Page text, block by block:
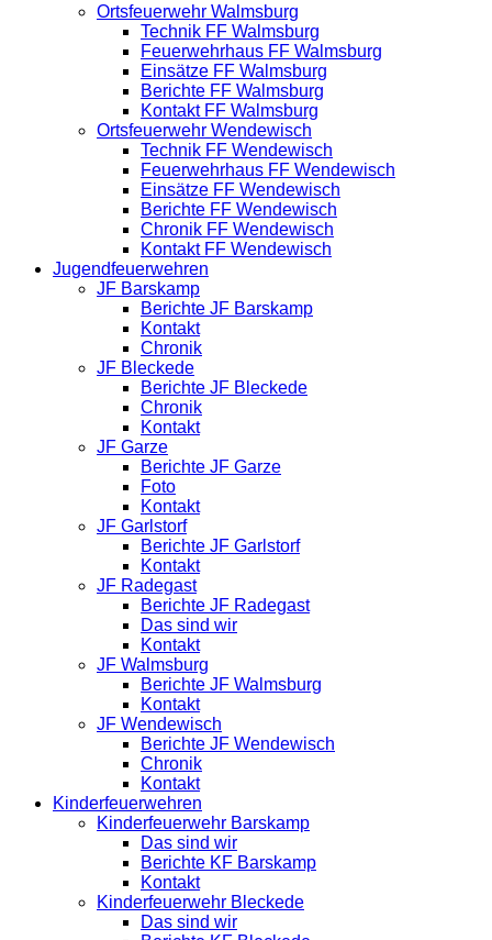
Ortsfeuerwehr Walmsburg
Technik FF Walmsburg
Feuerwehrhaus FF Walmsburg
Einsätze FF Walmsburg
Berichte FF Walmsburg
Kontakt FF Walmsburg
Ortsfeuerwehr Wendewisch
Technik FF Wendewisch
Feuerwehrhaus FF Wendewisch
Einsätze FF Wendewisch
Berichte FF Wendewisch
Chronik FF Wendewisch
Kontakt FF Wendewisch
Jugendfeuerwehren
JF Barskamp
Berichte JF Barskamp
Kontakt
Chronik
JF Bleckede
Berichte JF Bleckede
Chronik
Kontakt
JF Garze
Berichte JF Garze
Foto
Kontakt
JF Garlstorf
Berichte JF Garlstorf
Kontakt
JF Radegast
Berichte JF Radegast
Das sind wir
Kontakt
JF Walmsburg
Berichte JF Walmsburg
Kontakt
JF Wendewisch
Berichte JF Wendewisch
Chronik
Kontakt
Kinderfeuerwehren
Kinderfeuerwehr Barskamp
Das sind wir
Berichte KF Barskamp
Kontakt
Kinderfeuerwehr Bleckede
Das sind wir